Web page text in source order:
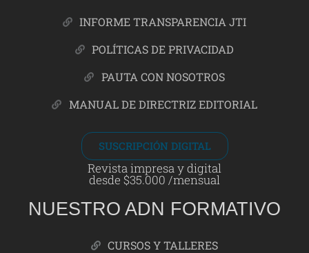
INFORME TRANSPARENCIA JTI
POLÍTICAS DE PRIVACIDAD
PAUTA CON NOSOTROS
MANUAL DE DIRECTRIZ EDITORIAL
SUSCRIPCIÓN DIGITAL
Revista impresa y digital
desde $35.000 /mensual
NUESTRO ADN FORMATIVO
CURSOS Y TALLERES